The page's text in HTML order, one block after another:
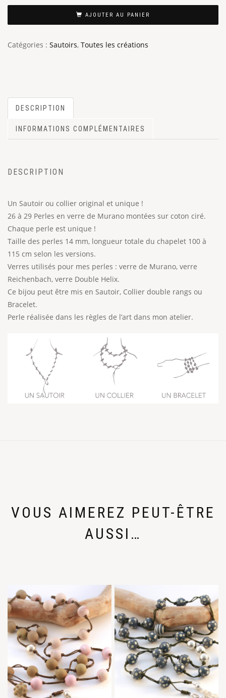
AJOUTER AU PANIER
Catégories : Sautoirs, Toutes les créations
DESCRIPTION
INFORMATIONS COMPLÉMENTAIRES
DESCRIPTION
Un Sautoir ou collier original et unique !
26 à 29 Perles en verre de Murano montées sur coton ciré.
Chaque perle est unique !
Taille des perles 14 mm, longueur totale du chapelet 100 à
115 cm selon les versions.
Verres utilisés pour mes perles : verre de Murano, verre
Reichenbach, verre Double Helix.
Ce bijou peut être mis en Sautoir, Collier double rangs ou
Bracelet.
Perle réalisée dans les règles de l’art dans mon atelier.
VOUS AIMEREZ PEUT-ÊTRE
AUSSI…